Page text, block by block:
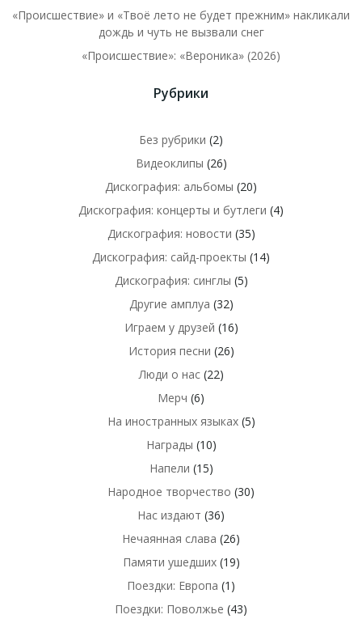
«Происшествие» и «Твоё лето не будет прежним» накликали
дождь и чуть не вызвали снег
«Происшествие»: «Вероника» (2026)
Рубрики
Без рубрики (2)
Видеоклипы (26)
Дискография: альбомы (20)
Дискография: концерты и бутлеги (4)
Дискография: новости (35)
Дискография: сайд-проекты (14)
Дискография: синглы (5)
Другие амплуа (32)
Играем у друзей (16)
История песни (26)
Люди о нас(22)
Мерч (6)
На иностранных языках(5)
Награды (10)
Напели (15)
Народное творчество (30)
Нас издают (36)
Нечаянная слава (26)
Памяти ушедших(19)
Поездки: Европа (1)
Поездки: Поволжье (43)